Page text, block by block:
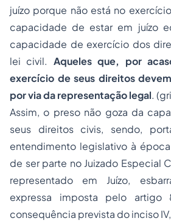
juízo porque não está no
capacidade de estar em juízo
capacidade de exercício dos
lei civil. Aqueles que, por
exercício de seus direitos
por via da representação legal.
Assim, o preso não goza da
seus direitos civis, sendo,
entendimento legislativo à
de ser parte no Juizado Especial
representado em Juízo,
expressa imposta pelo artigo
consequência prevista do inciso